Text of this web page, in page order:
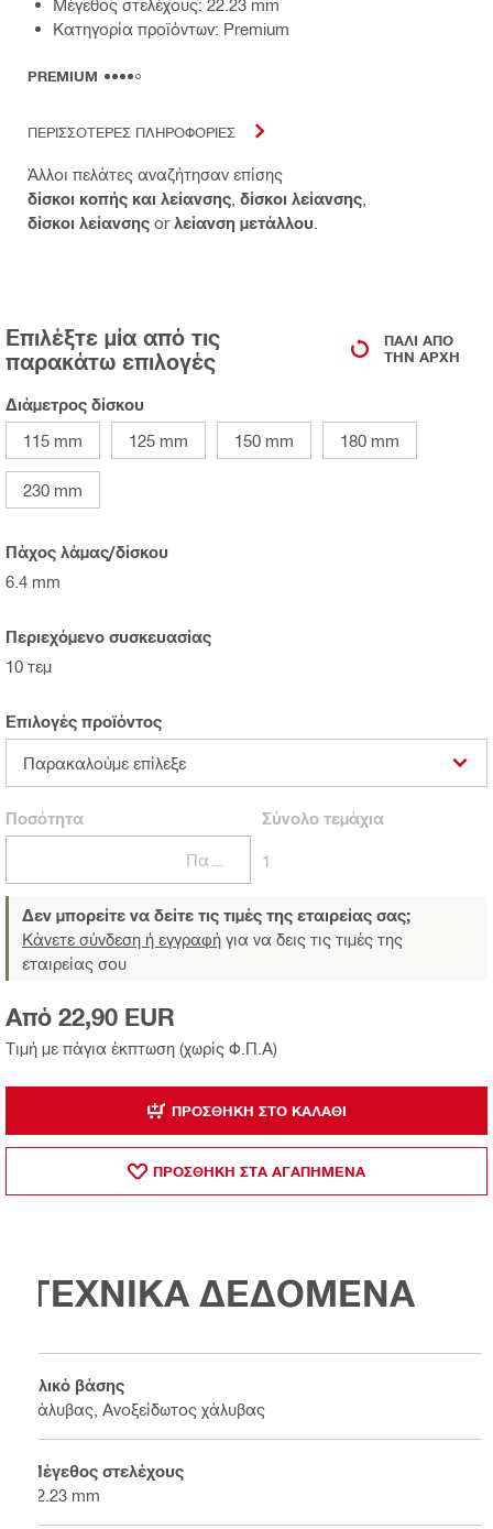
Μέγεθος στελέχους: 22.23 mm
Κατηγορία προϊόντων: Premium
PREMIUM
ΠΕΡΙΣΣΟΤΕΡΕΣ ΠΛΗΡΟΦΟΡΙΕΣ
Άλλοι πελάτες αναζήτησαν επίσης
δίσκοι κοπής και λείανσης δίσκοι λείανσης
δίσκοι λείανσης or λείανση μετάλλου
Επιλέξτε μία από τις
παρακάτω επιλογές
ΠΆΛΙ ΑΠΌ
ΤΗΝ ΑΡΧΉ
Διάμετρος δίσκου
115 mm
125 mm 150 mm 180 mm
230 mm
Πάχος λάμας/δίσκου
6.4 mm
Περιεχόμενο συσκευασίας
10 τεμ
Επιλογές προϊόντος
Παρακαλούμε επίλεξε
Ποσότητα Σύνολοτεμάχια
1
Δεν μπορείτε να δείτε τις τιμές της εταιρείας σας;
Κάνετε σύνδεση ή εγγραφή για να δεις τις τιμές της
εταιρείας σου
Τιμή με πάγια έκπτωση (χωρίς Φ.Π.Α)
Από 22,90 EUR
ΠΡΟΣΘΉΚΗ ΣΤΟ ΚΑΛΆΘΙ
ΠΡΟΣΘΗΚΗ ΣΤΑ ΑΓΑΠΗΜΕΝΑ
ΤΕΧΝΙΚΑ ΔΕΔΟΜΕΝΑ
Υλικό βάσης
Χάλυβας, Ανοξείδωτος χάλυβας
Μέγεθος στελέχους
22.23 mm